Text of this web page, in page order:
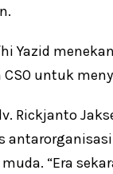
Yazid
CSO untuk
Rickjanto
“Era